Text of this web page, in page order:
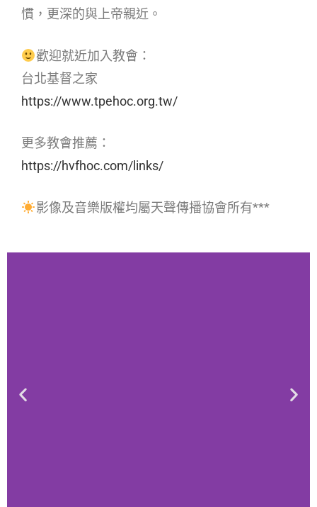
慣，更深的與上帝親近。
歡迎就近加入教會：
台北基督之家
https://www.tpehoc.org.tw/
更多教會推薦：
https://hvfhoc.com/links/
影像及音樂版權均屬天聲傳播協會所有***